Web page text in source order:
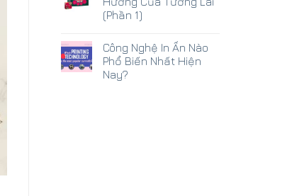
(Phần 1)
Công Nghệ In Ấn Nào
Phổ Biến Nhất Hiện
Nay?